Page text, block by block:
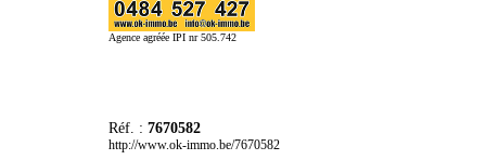
Agence agréée IPI nr 505.742
Réf. : 7670582
http://www.ok-immo.be/7670582